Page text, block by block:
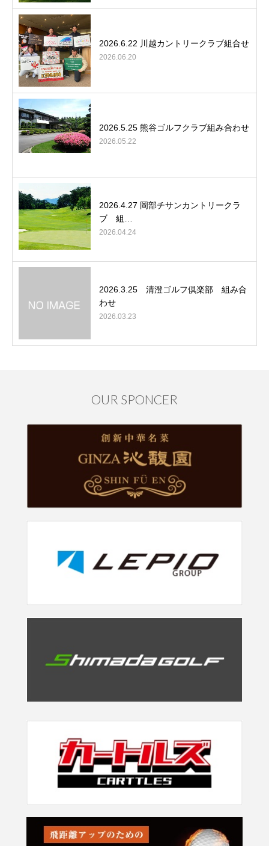
2026.6.22 川越カントリークラブ組合せ
2026.06.20
2026.5.25 熊谷ゴルフクラブ組み合わせ
2026.05.22
2026.4.27 岡部チサンカントリークラ
ブ 組…
2026.04.24
2026.3.25 清澄ゴルフ倶楽部 組み合
わせ
2026.03.23
OUR SPONCER